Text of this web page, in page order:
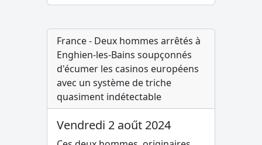
France - Deux hommes arrêtés à
Enghien-les-Bains soupçonnés
d'écumer les casinos européens
avec un système de triche
quasiment indétectable
Vendredi 2 aoűt 2024